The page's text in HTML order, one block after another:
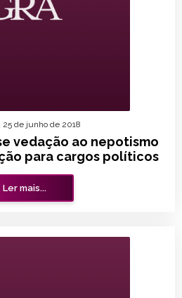
vedação ao nepotismo
para cargos políticos
25 de junho de 2018
Ler mais...